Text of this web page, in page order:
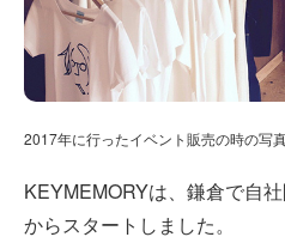
2017年に行ったイベント販売の時の写
KEYMEMORYは、鎌倉で自
からスタートしました。